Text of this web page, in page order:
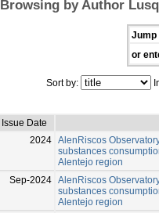
Browsing by Author
Jump
or
Sort by:
Issue Date
2024 AlenRiscos
substances
Alentejo region
Sep-2024 AlenRiscos
substances
Alentejo region